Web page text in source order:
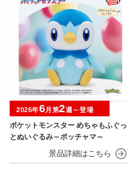
ポケットモンスター めちゃもふぐっ
とぬいぐるみ～ポッチャマ～
2026年6月第2週～登場